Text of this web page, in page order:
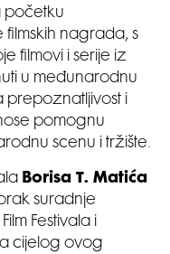
početku
nagrada, s
filmovi i serije iz
u međunarodnu
i
pomognu
scenu i tržište.
Borisa T. Matića
suradnje
Festivala i
cijelog ovog